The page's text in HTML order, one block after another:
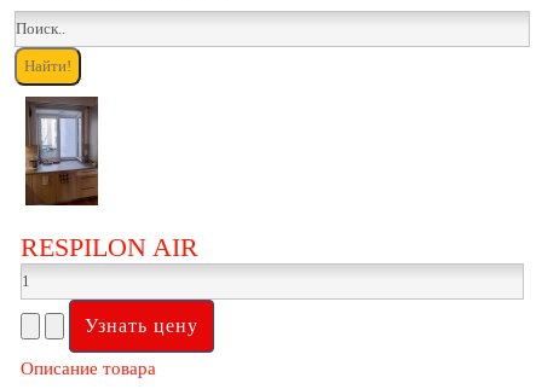
RESPILON AIR
Описание товара